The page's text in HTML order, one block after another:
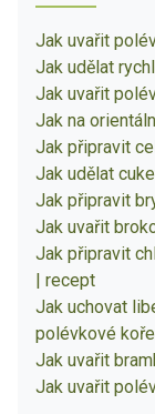
Jak uvařit
Jak udělat
Jak uvařit
Jak na
Jak připravit
Jak udělat
Jak připravit
Jak uvařit
Jak připravit
| recept
Jak uchovat
polévkové
Jak uvařit
Jak uvařit